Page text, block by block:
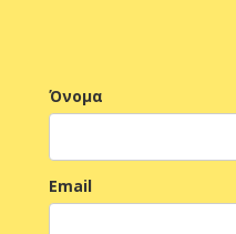
Όνομα
Email